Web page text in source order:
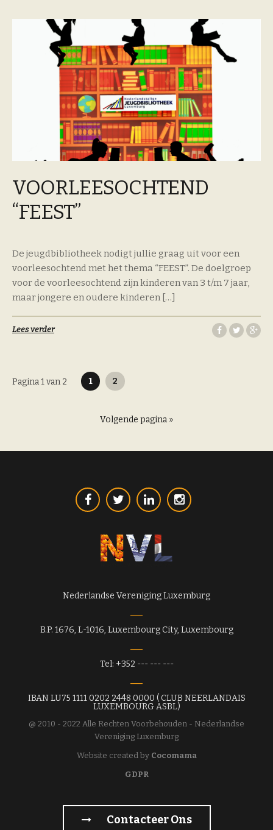
VOORLEESOCHTEND
“FEEST”
De jeugdbibliotheek nodigt jullie graag uit voor een
voorleesochtend met het thema “FEEST”. De doelgroep
voor de voorleesochtend zijn kinderen van 3 t/m 7 jaar,
maar jongere en oudere kinderen […]
Lees verder
Pagina 1 van 2
Berichten
1 2
Volgende pagina »
Nederlandse Vereniging Luxemburg
B.P. 1676, L-1016, Luxembourg City, Luxembourg
Tel: +352 --- --- ---
IBAN LU75 1111 0202 2448 0000 ( CLUB NEERLANDAIS
LUXEMBOURG ASBL)
@ 2010 - 2022 Alle Rechten Voorbehouden - Nederlandse
Vereniging Luxemburg
Website created by Cocomama
GDPR
Contacteer Ons